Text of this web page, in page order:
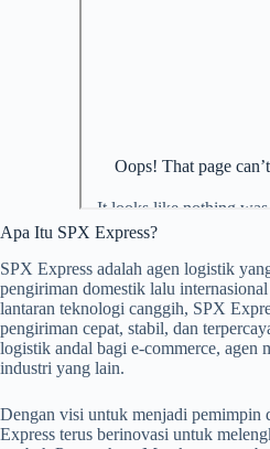
Apa Itu SPX Express?
SPX Express adalah agen logistik
pengiriman domestik lalu
lantaran teknologi canggih, SPX
pengiriman cepat, stabil, dan
logistik andal bagi e-commerce, agen
industri yang lain.
Dengan visi untuk menjadi pemimpin
Express terus berinovasi untuk